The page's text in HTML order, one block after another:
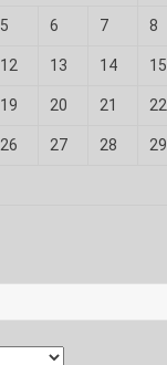
5 6 7 8
12 13 14 15
19 20 21 22
26 27 28 29